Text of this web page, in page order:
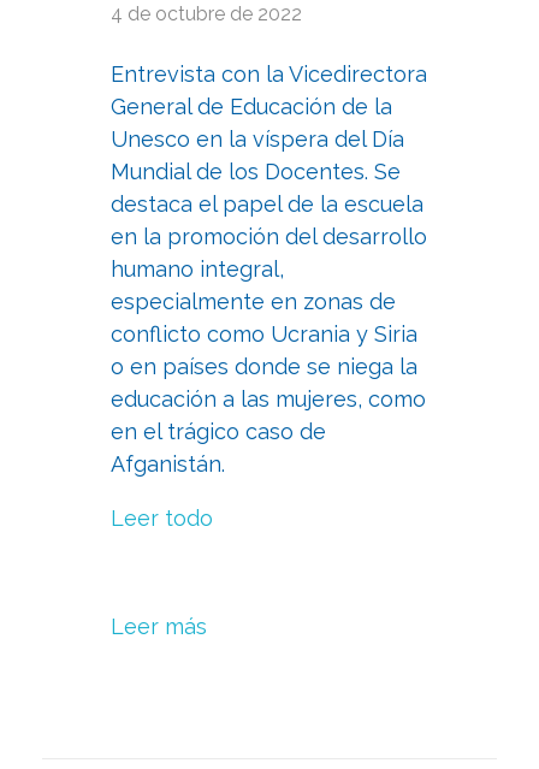
4 de octubre de 2022
Entrevista con la Vicedirectora
General de Educación de la
Unesco en la víspera del Día
Mundial de los Docentes. Se
destaca el papel de la escuela
en la promoción del desarrollo
humano integral,
especialmente en zonas de
conflicto como Ucrania y Siria
o en países donde se niega la
educación a las mujeres, como
en el trágico caso de
Afganistán.
Leer todo
Leer más